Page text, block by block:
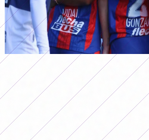
San Lorenzo venció a Gimnasia en La Plata
Femenino 2026. (Foto: caslaffemenino)
Por su parte, Independiente
mínima, frente a San Luis FC,
por el mismo resultado a